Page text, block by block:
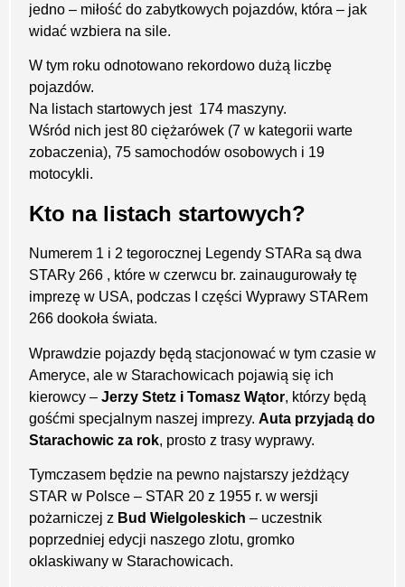
jedno – miłość do zabytkowych pojazdów, która – jak
widać wzbiera na sile.
W tym roku odnotowano rekordowo dużą liczbę
pojazdów.
Na listach startowych jest 174 maszyny.
Wśród nich jest 80 ciężarówek (7 w kategorii warte
zobaczenia), 75 samochodów osobowych i 19
motocykli.
Kto na listach startowych?
Numerem 1 i 2 tegorocznej Legendy STARa są dwa
STARy 266 , które w czerwcu br. zainaugurowały tę
imprezę w USA, podczas I części Wyprawy STARem
266 dookoła świata.
Wprawdzie pojazdy będą stacjonować w tym czasie w
Ameryce, ale w Starachowicach pojawią się ich
kierowcy – Jerzy Stetz i Tomasz Wątor, którzy będą
gośćmi specjalnym naszej imprezy. Auta przyjadą do
Starachowic za rok, prosto z trasy wyprawy.
Tymczasem będzie na pewno najstarszy jeżdżący
STAR w Polsce – STAR 20 z 1955 r. w wersji
pożarniczej z Bud Wielgoleskich – uczestnik
poprzedniej edycji naszego zlotu, gromko
oklaskiwany w Starachowicach.